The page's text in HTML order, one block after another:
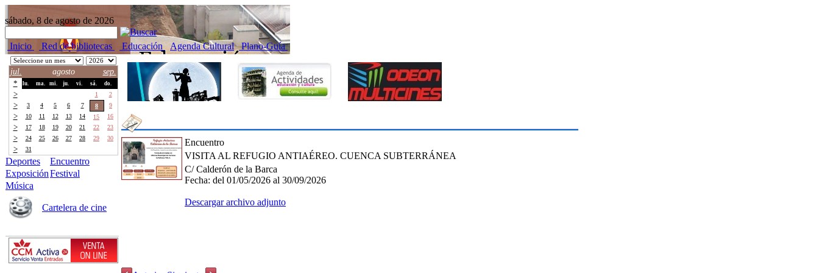
sábado, 8 de agosto de 2026
Inicio Red de bibliotecas Educación Agenda Cultural Plano-Guía
jul. agosto
sep.
*
lu. ma. mi. ju. vi. sá. do.
> 1 2
> 3 4 5 6 7 8 9
> 10 11 12 13 14 15 16
> 17 18 19 20 21 22 23
> 24 25 26 27 28 29 30
> 31
Deportes
Encuentro
ExposiciónFestival
Música
Cartelera de cine
Encuentro
VISITA AL REFUGIO ANTIAÉREO. CUENCA SUBTERRÁNEA
C/ Calderón de la Barca
Fecha: del 01/05/2026 al 30/09/2026
Descargar archivo adjunto